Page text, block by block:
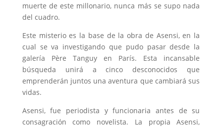
muerte de este millonario, nunca más se supo nada
del cuadro.
Este misterio es la base de la obra de Asensi, en la
cual se va investigando que pudo pasar desde la
galería Père Tanguy en París. Esta incansable
búsqueda unirá a cinco desconocidos que
emprenderán juntos una aventura que cambiará sus
vidas.
Asensi, fue periodista y funcionaria antes de su
consagración como novelista. La propia Asensi,